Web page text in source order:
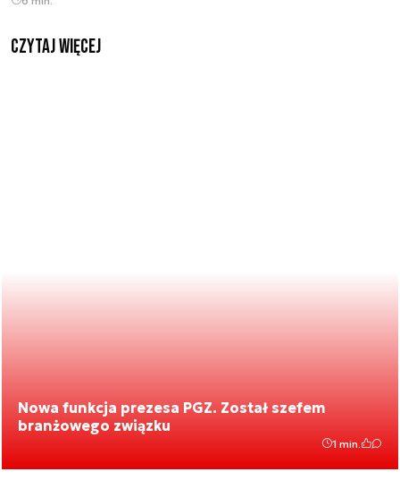
czytaj więcej
Nowa funkcja prezesa PGZ. Został szefem
branżowego związku
1 min.